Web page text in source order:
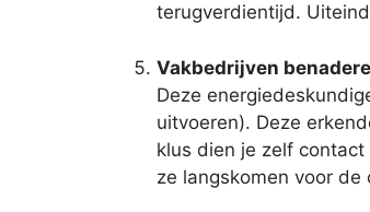
terugverdientijd.
Vakbedrijven
Deze
uitvoeren). Deze
klus dien je zelf
ze langskomen voor